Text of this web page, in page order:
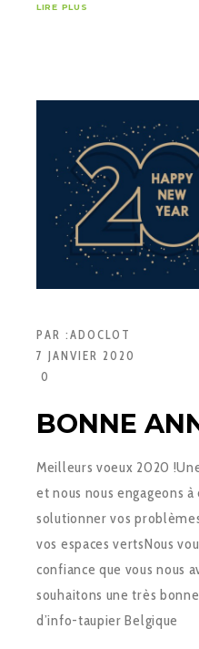
LIRE PLUS
PAR :ADOCLOT
7 JANVIER 2020
0
BONNE
Meilleurs voeux 2020
et nous nous engageons
solutionner vos
vos espaces vertsNous
confiance que vous nous
souhaitons une très
d’info-taupier Belgique